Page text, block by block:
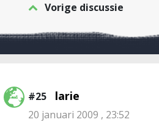
Vorige discussie
#25 larie
20 januari 2009 , 23:52